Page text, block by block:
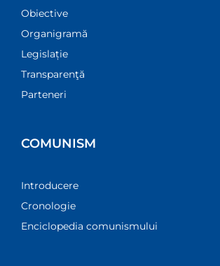
Obiective
Organigramă
Legislație
Transparenţă
Parteneri
COMUNISM
Introducere
Cronologie
Enciclopedia comunismului